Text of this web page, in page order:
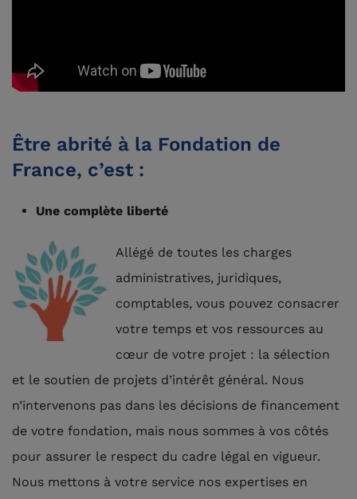
Être abrité à la Fondation de
France, c’est :
Une complète liberté
Allégé de toutes les charges
administratives, juridiques,
comptables, vous pouvez consacrer
votre temps et vos ressources au
cœur de votre projet : la sélection
et le soutien de projets d’intérêt général. Nous
n’intervenons pas dans les décisions de financement
de votre fondation, mais nous sommes à vos côtés
pour assurer le respect du cadre légal en vigueur.
Nous mettons à votre service nos expertises en